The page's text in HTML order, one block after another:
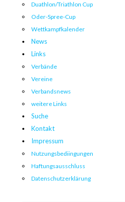
Duathlon/Triathlon Cup
Oder-Spree-Cup
Wettkampfkalender
News
Links
Verbände
Vereine
Verbandsnews
weitere Links
Suche
Kontakt
Impressum
Nutzungsbediingungen
Haftungsausschluss
Datenschutzerklärung